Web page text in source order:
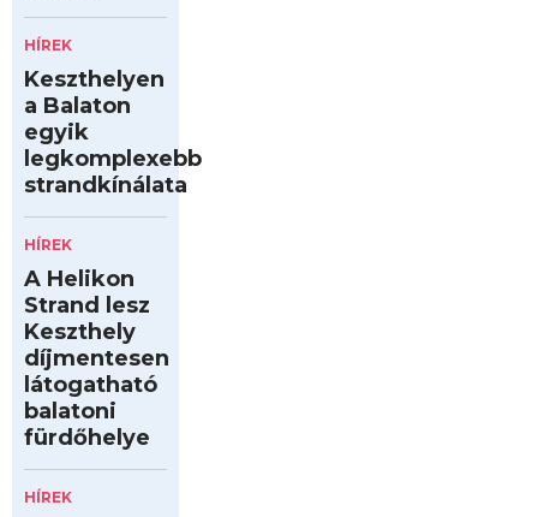
HÍREK
Keszthelyen
a Balaton
egyik
legkomplexebb
strandkínálata
HÍREK
A Helikon
Strand lesz
Keszthely
díjmentesen
látogatható
balatoni
fürdőhelye
HÍREK